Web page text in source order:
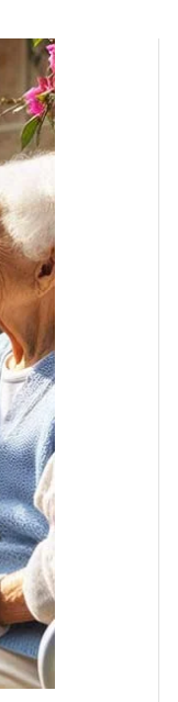
इजरायलमा ‘तमु तल्हो
ल्होसार स्योकैं तथा
सांस्कृतिक कार्यक्रम
२०८२’ आयोजना हुदै